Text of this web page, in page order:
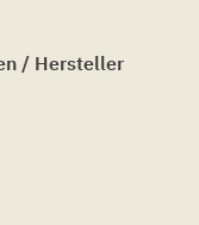
/ Hersteller